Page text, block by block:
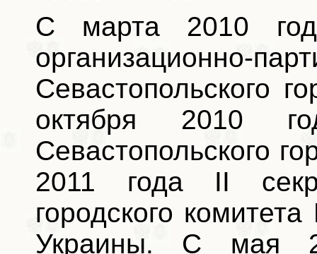
С марта 2010
Севастопольского
октября 2010
Севастопольского
2011 года II
городского
Украины. С мая